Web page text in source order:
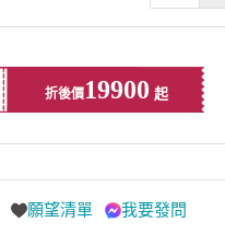
折後價19900
願望清單 我要發問